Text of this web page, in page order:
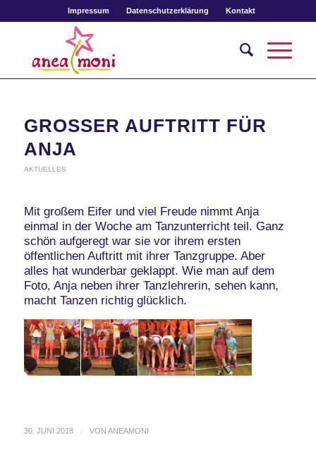
Impressum Datenschutzerklärung Kontakt
GROSSER AUFTRITT FÜR A
NJA
AKTUELLES
Mit großem Eifer und viel Freude nimmt Anja
einmal in der Woche am Tanzunterricht teil. Ganz
schön aufgeregt war sie vor ihrem ersten
öffentlichen Auftritt mit ihrer Tanzgruppe. Aber
alles hat wunderbar geklappt. Wie man auf dem
Foto, Anja neben ihrer Tanzlehrerin, sehen kann,
macht Tanzen richtig glücklich.
30. JUNI 2018 / VON ANEAMONI